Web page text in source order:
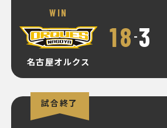
WIN
名古屋オルクス
18 - 3
試合終了